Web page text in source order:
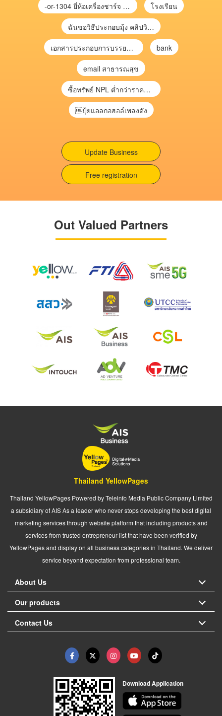
-or-1304 ยี่ห้อเครื่องชาร์จ chargecore โรงเรียน
ฉันขอวิธีประกอบมุ้ง คลิปวิดีโอ การประกอบมุ้ง
เอกสารประกอบการบรรยาย การประเมินความเสี่ยงเพื่อวางแผนการตรวจสอบ \ bank
email สาธารณสุข
ซื้อทรัพย์ NPL ต่ำกว่าราคาตลาด 30-70% แบบไม่ต้องไปประมูล”
ปุ้ยแอลกอฮอล์เพลงดัง
Update Business
Free registration
Out Valued Partners
Thailand YellowPages
Thailand YellowPages Powered by Teleinfo Media Public Company Limited
a subsidiary of AIS As a leader who never stops developing the best digital
marketing services through website platform that including products and
services from trusted entrepreneur list that have been verified by
YellowPages and display on all business categories in Thailand. We deliver
service beyond expectation from professional team.
About Us
Our products
Contact Us
Download Application